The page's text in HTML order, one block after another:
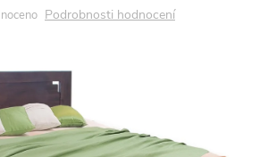
Podrobnosti hodnocení